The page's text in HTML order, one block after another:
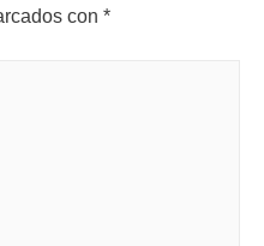
con *